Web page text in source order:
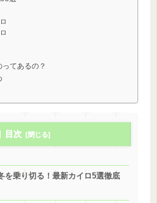
てあるの？
目次
を乗り切る！最新カイロ5選徹底